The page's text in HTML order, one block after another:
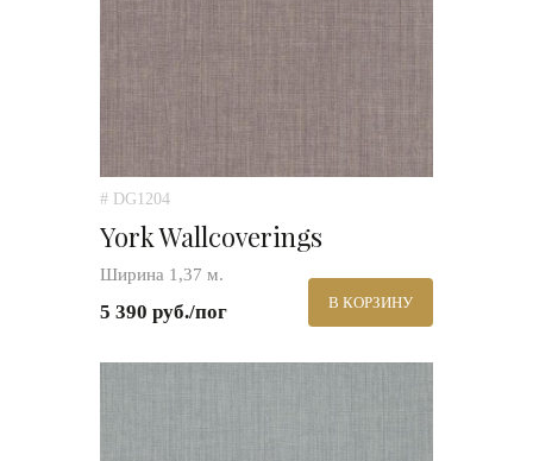
# DG1204
York Wallcoverings
Ширина 1,37 м.
5 390 руб./пог В КОРЗИНУ